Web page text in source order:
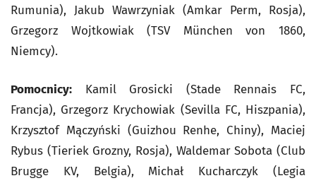
Rumunia), Jakub Wawrzyniak (Amkar Perm, Rosja),
Grzegorz Wojtkowiak (TSV München von 1860,
Niemcy).
Pomocnicy: Kamil Grosicki (Stade Rennais FC,
Francja), Grzegorz Krychowiak (Sevilla FC, Hiszpania),
Krzysztof Mączyński (Guizhou Renhe, Chiny), Maciej
Rybus (Tieriek Grozny, Rosja), Waldemar Sobota (Club
Brugge KV, Belgia), Michał Kucharczyk (Legia